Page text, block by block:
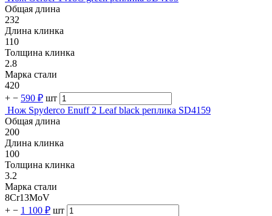
Общая длина
232
Длина клинка
110
Толщина клинка
2.8
Марка стали
420
+ − 590 ₽ шт
Нож Spyderco Enuff 2 Leaf black реплика SD4159
Общая длина
200
Длина клинка
100
Толщина клинка
3.2
Марка стали
8Cr13MoV
+ − 1 100 ₽ шт